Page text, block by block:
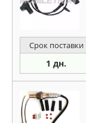
Срок поставки
1 дн.